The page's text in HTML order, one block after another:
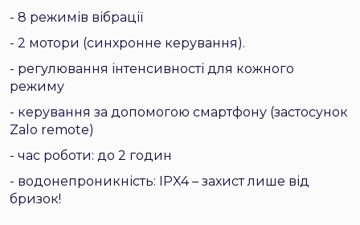
- 8 режимів вібрації
- 2 мотори (синхронне керування).
- регулювання інтенсивності для кожного
режиму
- керування за допомогою смартфону (застосунок
Zalo remote)
- час роботи: до 2 годин
- водонепроникність: IPX4 – захист лише від
бризок!